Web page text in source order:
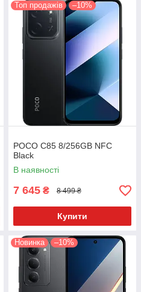
Топ продажів –10%
POCO C85 8/256GB NFC
Black
В наявності
7 645 ₴ 8 499 ₴
Купити
Новинка –10%